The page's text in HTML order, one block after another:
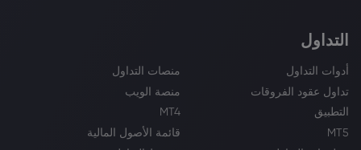
التداول
أدوات التداول
منصات التداول
تداول عقود الفروقات
منصة الويب
التطبيق
MT4
MT5
قائمة الأصول المالية